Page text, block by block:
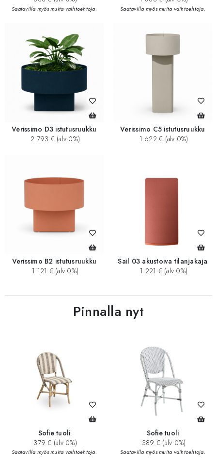
Saatavilla myös muita vaihtoehtoja. Saatavilla myös muita vaihtoehtoja.
Verissimo D3 istutusruukku
2 793 € (alv 0%)
Verissimo C5 istutusruukku
1 622 € (alv 0%)
Verissimo B2 istutusruukku
1 121 € (alv 0%)
Sail 03 akustoiva tilanjakaja
1 221 € (alv 0%)
Pinnalla nyt
Sofie tuoli
379 € (alv 0%)
Saatavilla myös muita vaihtoehtoja.
Sofie tuoli
389 € (alv 0%)
Saatavilla myös muita vaihtoehtoja.